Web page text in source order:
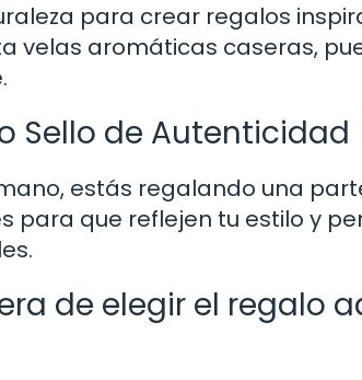
para crear regalos
velas aromáticas caseras,
Sello de Autenticidad
estás regalando una
para que reflejen tu estilo y
de elegir el regalo